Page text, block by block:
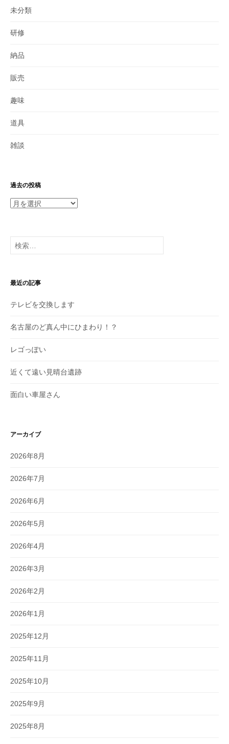
未分類
研修
納品
販売
趣味
道具
雑談
過去の投稿
過
投
稿
検
索:
最近の記事
テレビを交換します
名古屋のど真ん中にひまわり！？
レゴっぽい
近くて遠い見晴台遺跡
面白い車屋さん
アーカイブ
2026年8月
2026年7月
2026年6月
2026年5月
2026年4月
2026年3月
2026年2月
2026年1月
2025年12月
2025年11月
2025年10月
2025年9月
2025年8月